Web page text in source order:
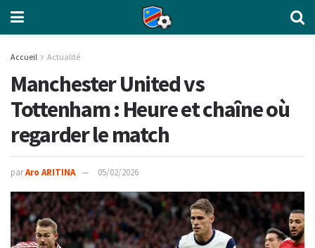
Accueil Actualité
Manchester United vs
Tottenham : Heure et chaîne où
regarder le match
parAro ARITINA 05/02/2026